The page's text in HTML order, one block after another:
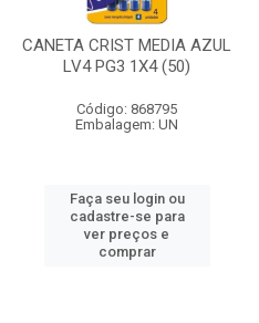
CANETA CRIST MEDIA AZUL
LV4 PG3 1X4 (50)
Código: 868795
Embalagem: UN
Faça seu login ou
cadastre-se para
ver preços e
comprar